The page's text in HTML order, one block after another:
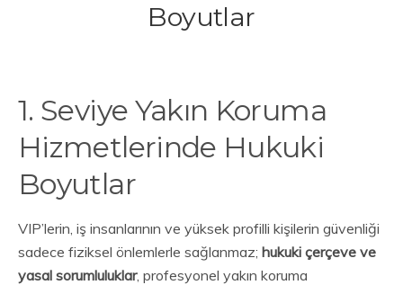
Boyutlar
1. Seviye Yakın Koruma
Hizmetlerinde Hukuki
Boyutlar
VIP’lerin, iş insanlarının ve yüksek profilli kişilerin güvenliği
sadece fiziksel önlemlerle sağlanmaz; hukuki çerçeve ve
yasal sorumluluklar, profesyonel yakın koruma